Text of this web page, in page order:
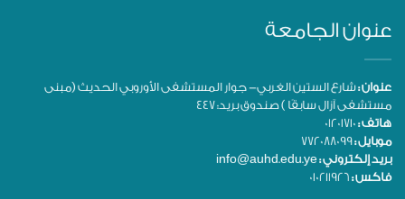
عنوان الجامعة
عنوان :شارع الستين الغربي- جوار المستشفى الأوروبي الحديث (مبنى
مستشفى آزال سابقًا ) صندوق بريد: 447
هاتف :
موبايل :
بريد إلكتروني :
فاكس :